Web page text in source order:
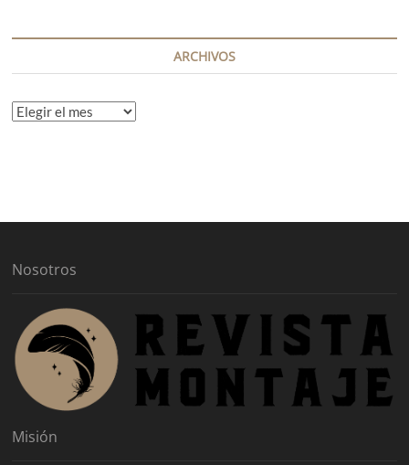
ARCHIVOS
A
Nosotros
Misión